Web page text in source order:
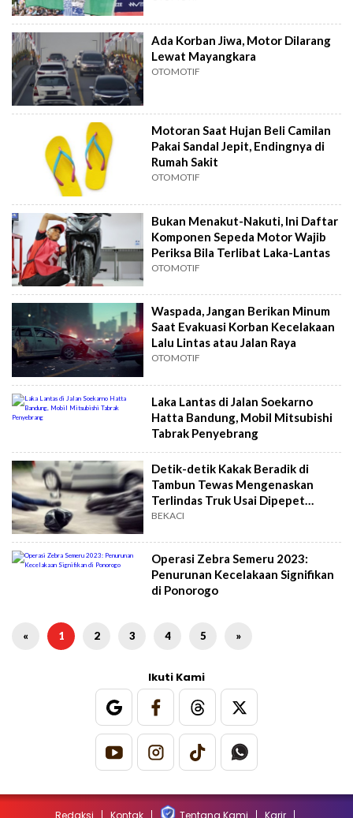
Ada Korban Jiwa, Motor Dilarang
Lewat Mayangkara
OTOMOTIF
Motoran Saat Hujan Beli Camilan
Pakai Sandal Jepit, Endingnya di
Rumah Sakit
OTOMOTIF
Bukan Menakut-Nakuti, Ini Daftar
Komponen Sepeda Motor Wajib
Periksa Bila Terlibat Laka-Lantas
OTOMOTIF
Waspada, Jangan Berikan Minum
Saat Evakuasi Korban Kecelakaan
Lalu Lintas atau Jalan Raya
OTOMOTIF
Laka Lantas di Jalan Soekarno
Hatta Bandung, Mobil Mitsubishi
Tabrak Penyebrang
Detik-detik Kakak Beradik di
Tambun Tewas Mengenaskan
Terlindas Truk Usai Dipepet
Pelajar SMA
BEKACI
Operasi Zebra Semeru 2023:
Penurunan Kecelakaan Signifikan
di Ponorogo
« 1 2 3 4 5 »
Ikuti Kami
Redaksi Kontak Tentang Kami Karir